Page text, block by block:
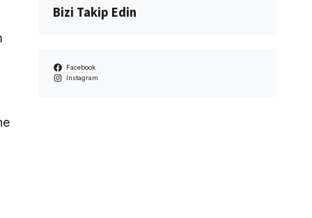
Bizi Takip Edin
Facebook
Instagram